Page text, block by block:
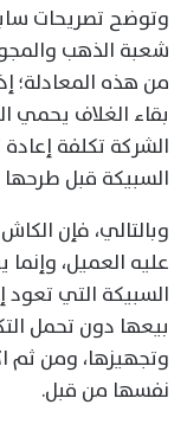
وتوضح تصريحات
شعبة الذهب
من هذه المعادلة؛
بقاء الغلاف يحمي
الشركة تكلفة
السبيكة قبل طرحها
وبالتالي، فإن
عليه العميل،
السبيكة التي تعود
بيعها دون تحمل
وتجهيزها، ومن ثم
نفسها من قبل.